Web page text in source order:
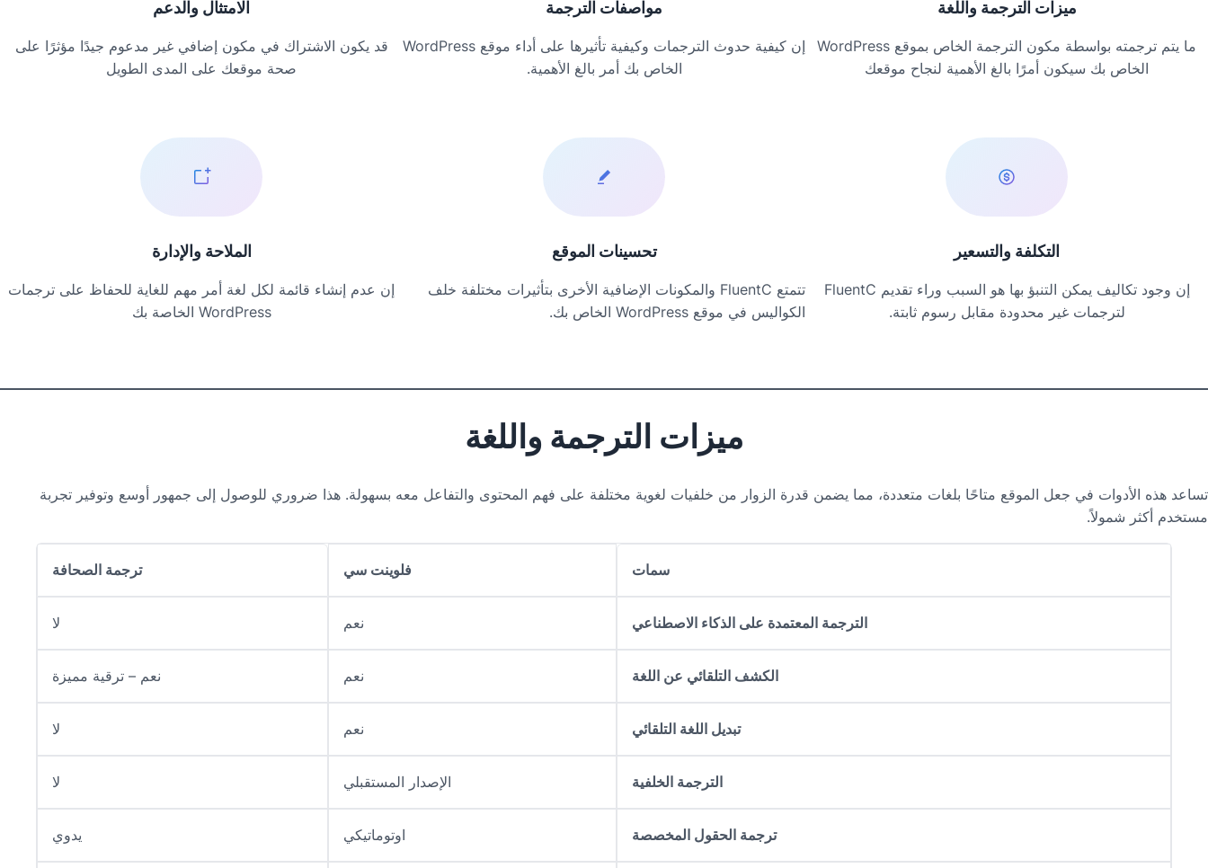
ميزات الترجمة واللغة
ما يتم ترجمته بواسطة مكون الترجمة الخاص بموقع WordPress
الخاص بك سيكون أمرًا بالغ الأهمية لنجاح موقعك
مواصفات الترجمة
إن كيفية حدوث الترجمات وكيفية تأثيرها على أداء موقع WordPress
الخاص بك أمر بالغ الأهمية.
الامتثال والدعم
قد يكون الاشتراك في مكون إضافي غير مدعوم جيدًا مؤثرًا على
صحة موقعك على المدى الطويل
التكلفة والتسعير
إن وجود تكاليف يمكن التنبؤ بها هو السبب وراء تقديم FluentC
لترجمات غير محدودة مقابل رسوم ثابتة.
تحسينات الموقع
تتمتع FluentC والمكونات الإضافية الأخرى بتأثيرات مختلفة خلف
الكواليس في موقع WordPress الخاص بك.
الملاحة والإدارة
إن عدم إنشاء قائمة لكل لغة أمر مهم للغاية للحفاظ على ترجمات
WordPress الخاصة بك
ميزات الترجمة واللغة
تساعد هذه الأدوات في جعل الموقع متاحًا بلغات متعددة، مما يضمن قدرة الزوار من خلفيات لغوية مختلفة على فهم المحتوى والتفاعل معه بسهولة. هذا ضروري للوصول إلى جمهور أوسع وتوفير تجربة
مستخدم أكثر شمولاً.
سمات فلوينت سي ترجمة الصحافة
الترجمة المعتمدة على الذكاء الاصطناعي نعم لا
الكشف التلقائي عن اللغة نعم نعم – ترقية مميزة
تبديل اللغة التلقائي نعم لا
الترجمة الخلفية الإصدار المستقبلي لا
ترجمة الحقول المخصصة اوتوماتيكي يدوي